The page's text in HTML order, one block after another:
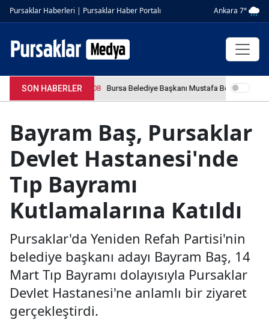
Pursaklar Haberleri | Pursaklar Haber Portalı Ankara 7°
SON HABERLER
4.04.2026 12:36:08 Bursa Belediye Başkanı Mustafa Bozbey
Bayram Baş, Pursaklar
Devlet Hastanesi'nde
Tıp Bayramı
Kutlamalarına Katıldı
Pursaklar'da Yeniden Refah Partisi'nin
belediye başkanı adayı Bayram Baş, 14
Mart Tıp Bayramı dolayısıyla Pursaklar
Devlet Hastanesi'ne anlamlı bir ziyaret
gerçekleştirdi.